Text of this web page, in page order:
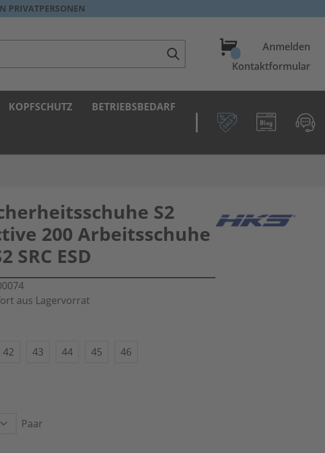
PRIVATPERSONEN
WarenkorbAnmelden
Kontaktformular
KOPFSCHUTZ BETRIEBSBEDARF
S2
200 Arbeitsschuhe
SRC ESD
aus Lagervorrat
42 43 44 45
46
Paar